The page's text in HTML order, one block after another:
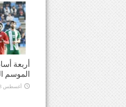
أربعة
الموسم
أغسطس 8, 2026